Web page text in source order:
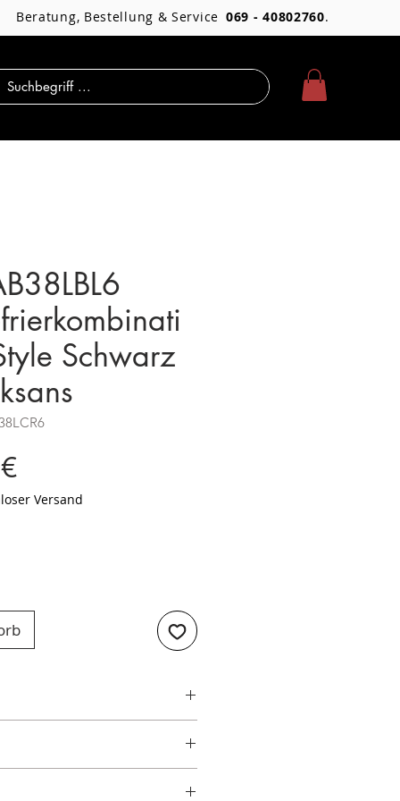
Beratung, Bestellung & Service 069 - 40802760.
Schwarz
Preis
Versand